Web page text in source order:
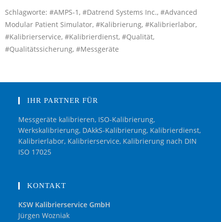
Schlagworte: #AMPS-1, #Datrend Systems Inc., #Advanced
Modular Patient Simulator, #Kalibrierung, #Kalibrierlabor,
#Kalibrierservice, #Kalibrierdienst, #Qualität,
#Qualitätssicherung, #Messgeräte
IHR PARTNER FÜR
Messgeräte kalibrieren, ISO-Kalibrierung,
Werkskalibrierung, DAkkS-Kalibrierung, Kalibrierdienst,
Kalibrierlabor, Kalibrierservice, Kalibrierung nach DIN
ISO 17025
KONTAKT
KSW Kalibrierservice GmbH
Jürgen Wozniak